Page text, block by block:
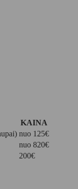
KAINA
nuo 125€
nuo 820€
200€